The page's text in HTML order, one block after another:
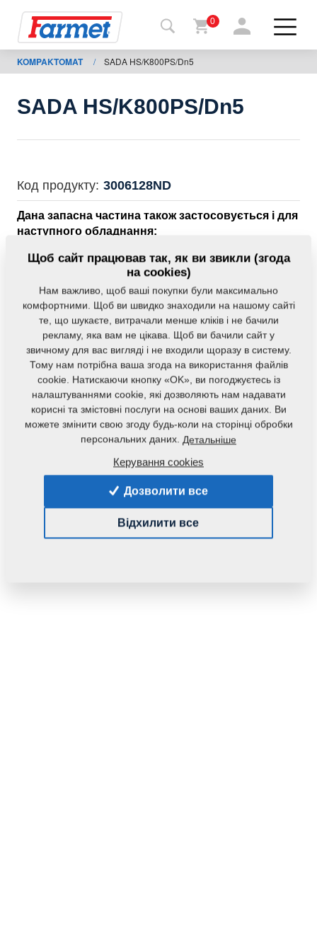
Назад
на
Farmet
Мої
машини
Завантаження
0
KOMPAKTOMAT / SADA HS/K800PS/Dn5
SADA HS/K800PS/Dn5
Код продукту: 3006128ND
Дана запасна частина також застосовується і для
наступного обладнання:
KOMPAKTOMAT
Маса: 89,5950 Кг
Щоб сайт працював так, як ви звикли (згода
на cookies)
Нам важливо, щоб ваші покупки були максимально
комфортними. Щоб ви швидко знаходили на нашому сайті
те, що шукаєте, витрачали менше кліків і не бачили
рекламу, яка вам не цікава. Щоб ви бачили сайт у
звичному для вас вигляді і не входили щоразу в систему.
Тому нам потрібна ваша згода на використання файлів
cookie. Натискаючи кнопку «OK», ви погоджуєтесь із
налаштуваннями cookie, які дозволяють нам надавати
корисні та змістовні послуги на основі ваших даних. Ви
можете змінити свою згоду будь-коли на сторінці обробки
персональних даних. Детальніше
Керування cookies
Дозволити все
Відхилити все